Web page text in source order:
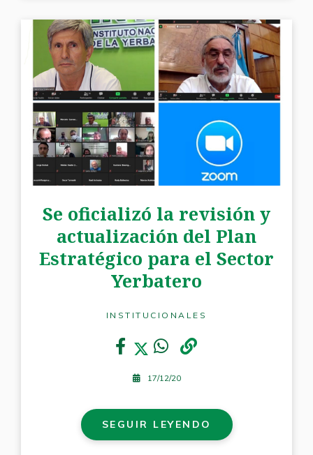
Se oficializó la revisión y
actualización del Plan
Estratégico para el Sector
Yerbatero
INSTITUCIONALES
17/12/20
SEGUIR LEYENDO